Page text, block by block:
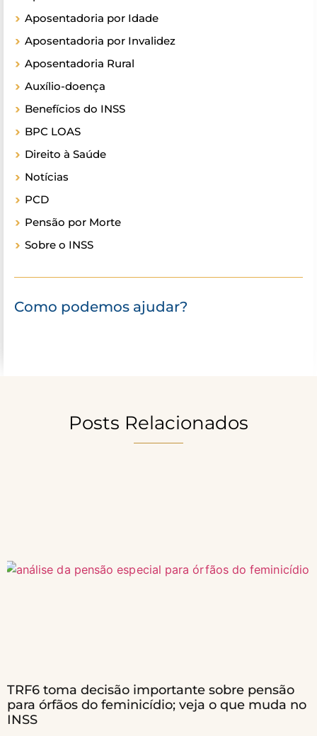
Aposentadoria por Idade
Aposentadoria por Invalidez
Aposentadoria Rural
Auxílio-doença
Benefícios do INSS
BPC LOAS
Direito à Saúde
Notícias
PCD
Pensão por Morte
Sobre o INSS
Como podemos ajudar?
Posts Relacionados
TRF6 toma decisão importante sobre pensão
para órfãos do feminicídio; veja o que muda no
INSS